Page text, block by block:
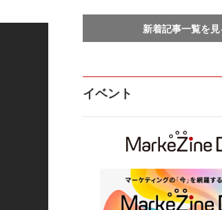
新着記事一覧を見
イベント